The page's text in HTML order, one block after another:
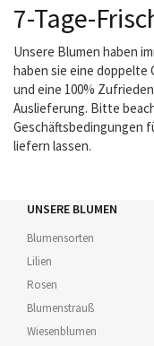
7-Tage-
Unsere Blumen haben
haben sie eine doppelte
und eine 100%
Auslieferung. Bitte
Geschäftsbedingungen
liefern lassen.
UNSERE BLUMEN
Blumensorten
Lilien
Rosen
Blumenstrauß
Wiesenblumen